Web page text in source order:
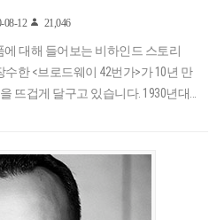
08-12 21,046
대해 들어보는 비하인드 스토리
수한 <브로드웨이 42번가>가 10년 만
뜨겁게 달구고 있습니다. 1930년대